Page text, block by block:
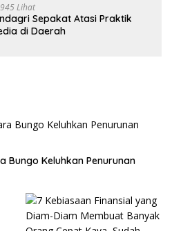
945 Lihat
Sepakat Atasi Praktik
di Daerah
Bungo Keluhkan Penurunan